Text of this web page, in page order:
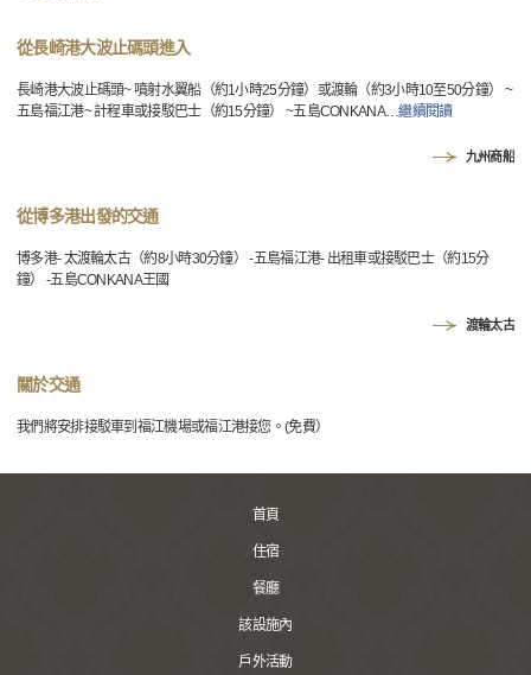
從長崎港大波止碼頭進入
長崎港大波止碼頭~ 噴射水翼船（約1小時25分鐘）或渡輪（約3小時10至50分鐘） ~
五島福江港~ 計程車或接駁巴士（約15分鐘） ~五島CONKANA…繼續閱讀
九州商船
從博多港出發的交通
博多港- 太渡輪太古（約8小時30分鐘） -五島福江港- 出租車或接駁巴士（約15分
鐘） -五島CONKANA王國
渡輪太古
關於交通
我們將安排接駁車到福江機場或福江港接您。(免費）
首頁
住宿
餐廳
該設施內
戶外活動